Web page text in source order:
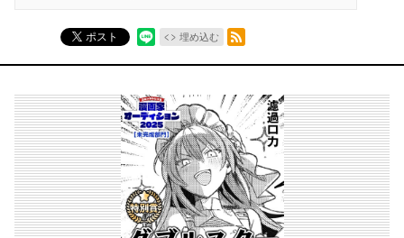
ポスト 埋め込む
RSSフィード